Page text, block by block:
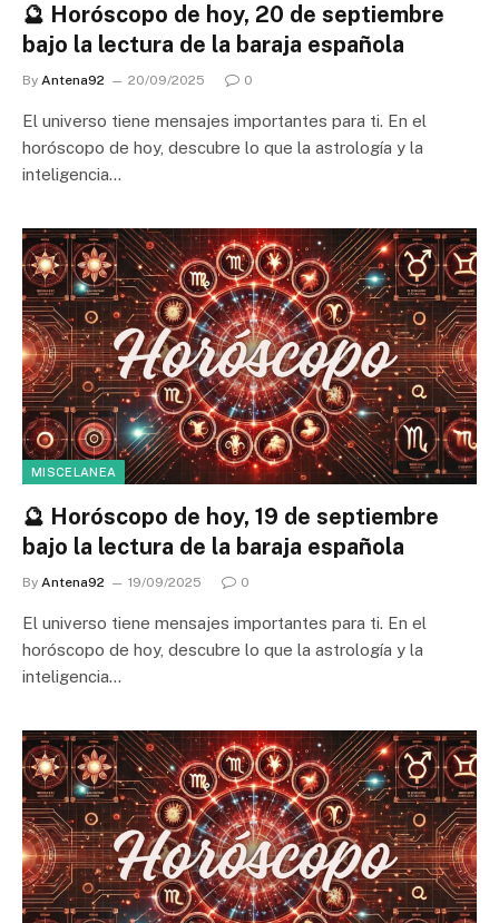
🔮 Horóscopo de hoy, 20 de septiembre
bajo la lectura de la baraja española
By Antena92 20/09/2025 0
El universo tiene mensajes importantes para ti. En el
horóscopo de hoy, descubre lo que la astrología y la
inteligencia…
MISCELANEA
🔮 Horóscopo de hoy, 19 de septiembre
bajo la lectura de la baraja española
By Antena92 19/09/2025 0
El universo tiene mensajes importantes para ti. En el
horóscopo de hoy, descubre lo que la astrología y la
inteligencia…